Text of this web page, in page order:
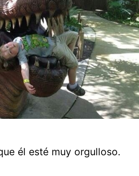
él esté muy orgulloso.